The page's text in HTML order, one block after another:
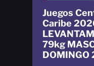
Juegos
Caribe
79kg
DOMINGO